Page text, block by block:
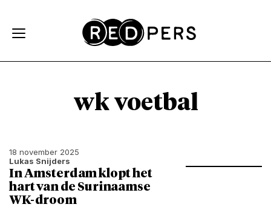
wk voetbal
18 november 2025
Lukas Snijders
In Amsterdam klopt het
hart van de Surinaamse
WK-droom